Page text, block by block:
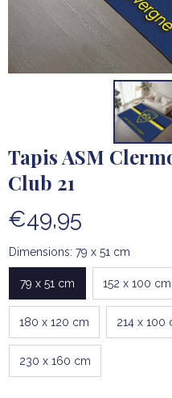
Tapis ASM
Club 21
€49,95
Dimensions: 79 x 51 cm
79 x 51 cm 152 x 100 cm
180 x 120 cm 214 x 100
230 x 160 cm